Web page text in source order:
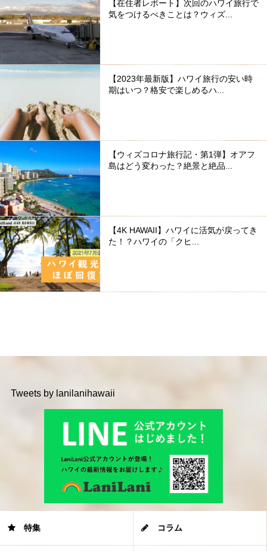
【在住者レポート】次回のハワイ旅行で
気をつけるべきことは？ウィズ...
【2023年最新版】ハワイ旅行の安い時
期はいつ？格安で楽しめるハ...
【ウィズコロナ旅行記・第1弾】オアフ
島はどう変わった？絶景と絶品...
【4K HAWAII】ハワイに活気が戻ってき
た！？ハワイの「クヒ...
Tweets by lanilanihawaii
特集 コラム